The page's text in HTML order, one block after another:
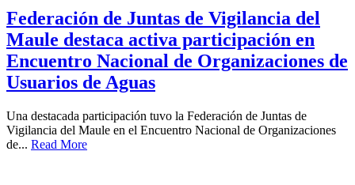
Federación de Juntas de Vigilancia del
Maule destaca activa participación en
Encuentro Nacional de Organizaciones de
Usuarios de Aguas
Una destacada participación tuvo la Federación de Juntas de
Vigilancia del Maule en el Encuentro Nacional de Organizaciones
de... Read More